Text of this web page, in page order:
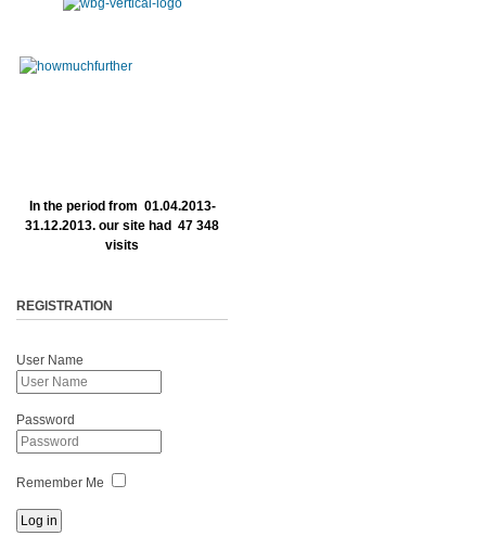
In the period from 01.04.2013-
31.12.2013. our site had 47 348
visits
REGISTRATION
User Name
Password
Remember Me